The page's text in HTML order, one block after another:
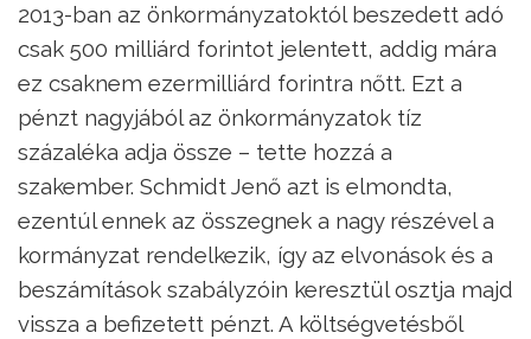
2013-ban az önkormányzatoktól beszedett adó
csak 500 milliárd forintot jelentett, addig mára
ez csaknem ezermilliárd forintra nőtt. Ezt a
pénzt nagyjából az önkormányzatok tíz
százaléka adja össze – tette hozzá a
szakember. Schmidt Jenő azt is elmondta,
ezentúl ennek az összegnek a nagy részével a
kormányzat rendelkezik, így az elvonások és a
beszámítások szabályzóin keresztül osztja majd
vissza a befizetett pénzt. A költségvetésből